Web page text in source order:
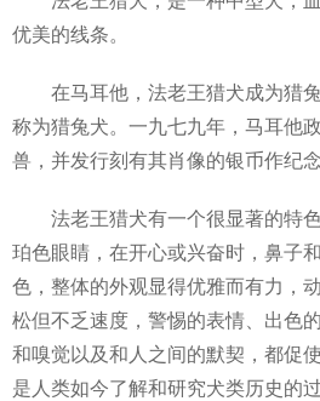
优美的线条。
在马耳他，法老王猎犬成为猎兔
称为猎兔犬。一九七九年，马耳他
兽，并发行刻有其肖像的银币作纪念
法老王猎犬有一个很显著的特色
珀色眼睛，在开心或兴奋时，鼻子
色，整体的外观显得优雅而有力，
松但不乏速度，警惕的表情、出色
和嗅觉以及和人之间的默契，都促
是人类如今了解和研究犬类历史的